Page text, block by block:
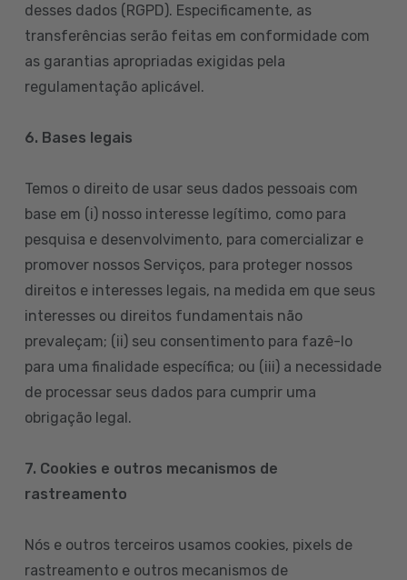
desses dados (RGPD). Especificamente, as
transferências serão feitas em conformidade com
as garantias apropriadas exigidas pela
regulamentação aplicável.
6. Bases legais
Temos o direito de usar seus dados pessoais com
base em (i) nosso interesse legítimo, como para
pesquisa e desenvolvimento, para comercializar e
promover nossos Serviços, para proteger nossos
direitos e interesses legais, na medida em que seus
interesses ou direitos fundamentais não
prevaleçam; (ii) seu consentimento para fazê-lo
para uma finalidade específica; ou (iii) a necessidade
de processar seus dados para cumprir uma
obrigação legal.
7. Cookies e outros mecanismos de
rastreamento
Nós e outros terceiros usamos cookies, pixels de
rastreamento e outros mecanismos de